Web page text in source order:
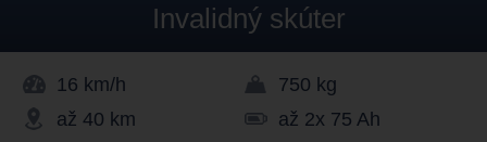
Invalidný skúter
16 km/h
750 kg
až 40 km
až 2x 75 Ah